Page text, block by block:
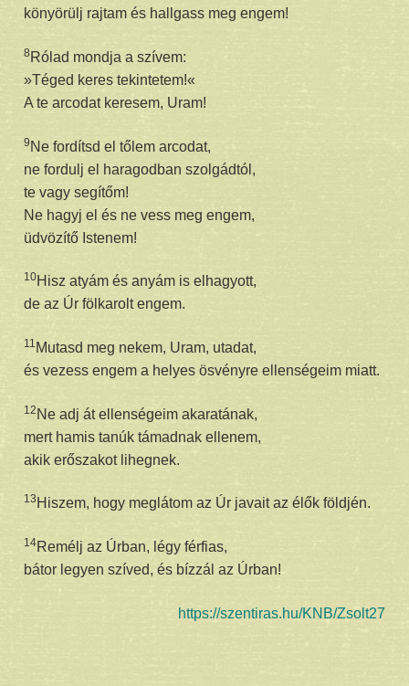
könyörülj rajtam és hallgass meg engem!
8 Rólad mondja a szívem:
»Téged keres tekintetem!«
A te arcodat keresem, Uram!
9 Ne fordítsd el tőlem arcodat,
ne fordulj el haragodban szolgádtól,
te vagy segítőm!
Ne hagyj el és ne vess meg engem,
üdvözítő Istenem!
10Hisz atyám és anyám is elhagyott,
de az Úr fölkarolt engem.
11 Mutasd meg nekem, Uram, utadat,
és vezess engem a helyes ösvényre ellenségeim miatt.
12 Ne adj át ellenségeim akaratának,
mert hamis tanúk támadnak ellenem,
akik erőszakot lihegnek.
13 Hiszem, hogy meglátom az Úr javait az élők földjén.
14Remélj az Úrban, légy férfias,
bátor legyen szíved, és bízzál az Úrban!
https://szentiras.hu/KNB/Zsolt27